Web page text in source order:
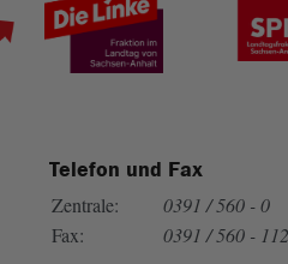
Telefon und Fax
Zentrale:
0391 / 560 - 0
Fax:
0391 / 560 -